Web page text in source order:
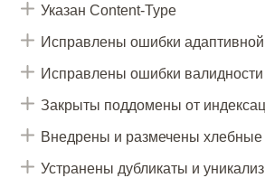
отзывов
Настроены страницы пагинации
Настроена удобная смена
Уменьшена скорость ответа
Исправлены ошибки валидности
Настроен favicon
Указан Content-Type
Исправлены ошибки
Исправлены ошибки
Закрыты поддомены от
Внедрены и размечены хлебные
Устранены дубликаты и